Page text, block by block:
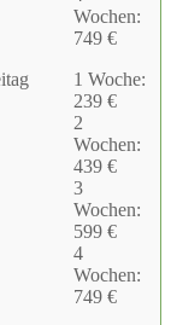
Wochen:
749 €
1 Woche:
239 €
2
Wochen:
439 €
3
Wochen:
599 €
4
Wochen:
749 €